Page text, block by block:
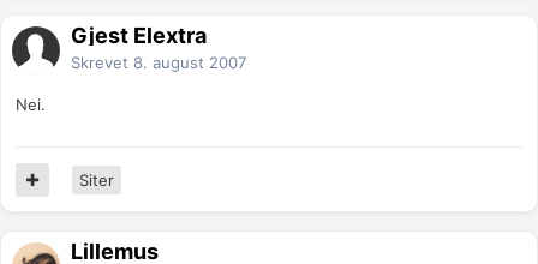
Gjest Elextra
Skrevet 8. august 2007
Nei.
Siter
Lillemus